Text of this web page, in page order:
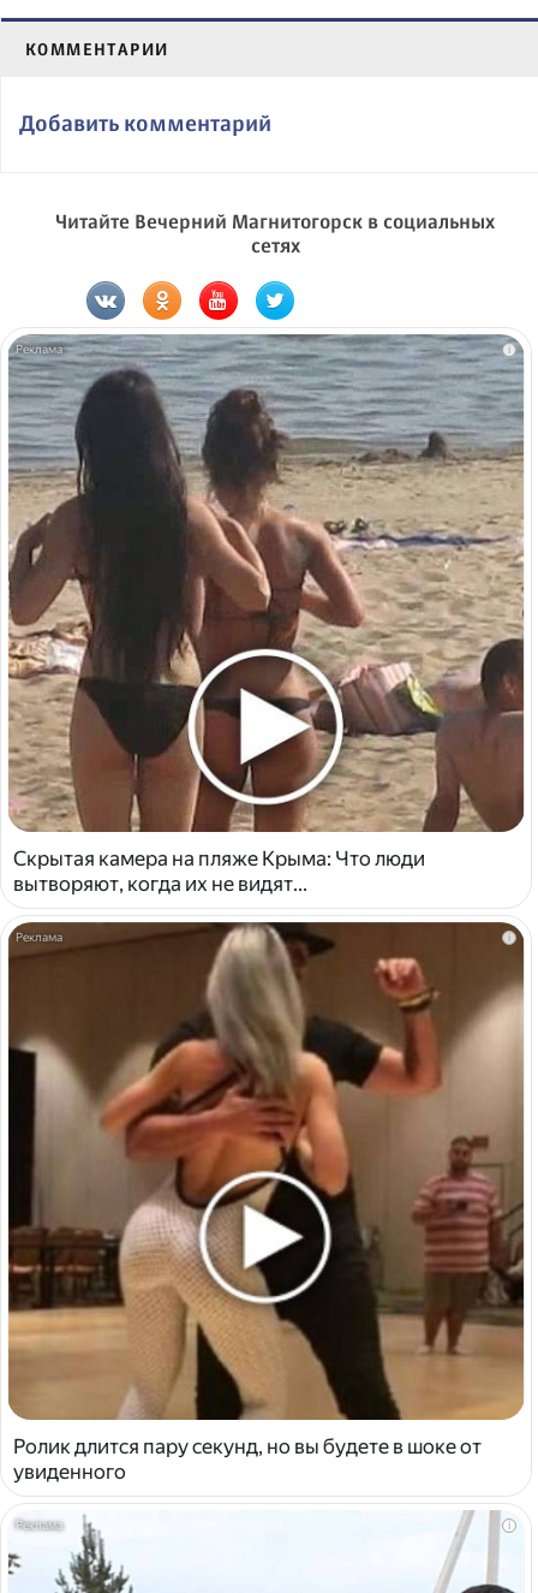
КОММЕНТАРИИ
Добавить комментарий
Читайте Вечерний Магнитогорск в социальных
сетях
i
Скрытая камера на пляже Крыма: Что люди
вытворяют, когда их не видят...
i
Ролик длится пару секунд, но вы будете в шоке от
увиденного
i